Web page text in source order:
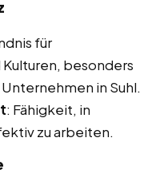
für
besonders
in Suhl.
: Fähigkeit, in
zu arbeiten.